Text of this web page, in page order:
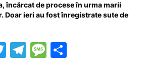
încărcat de procese în urma marii
Doar ieri au fost înregistrate sute de
T
T
M